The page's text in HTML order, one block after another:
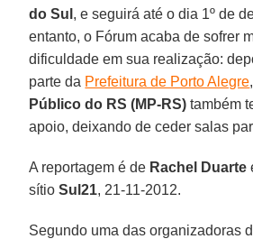
do Sul , e seguirá até o dia 1º de
entanto, o Fórum acaba de sofrer
dificuldade em sua realização:
parte da Prefeitura de Porto Alegre
Público do RS (MP-RS) também
apoio, deixando de ceder salas
A reportagem é de Rachel Duarte
sítioSul21, 21-11-2012.
Segundo uma das organizadoras